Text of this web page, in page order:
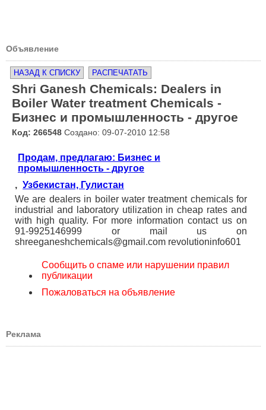
Объявление
НАЗАД К СПИСКУ РАСПЕЧАТАТЬ
Shri Ganesh Chemicals: Dealers in
Boiler Water treatment Chemicals -
Бизнес и промышленность - другое
Код: 266548 Создано: 09-07-2010 12:58
Продам, предлагаю: Бизнес и
промышленность - другое
, Узбекистан, Гулистан
We are dealers in boiler water treatment chemicals for
industrial and laboratory utilization in cheap rates and
with high quality. For more information contact us on
91-9925146999 or mail us on
shreeganeshchemicals@gmail.com revolutioninfo601
Сообщить о спаме или нарушении правил
публикации
Пожаловаться на объявление
Реклама